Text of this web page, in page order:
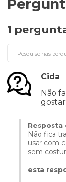
1
Cida
Não
Resposta
Não fica
usar com
sem
esta